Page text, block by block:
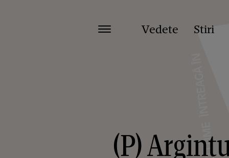
Vedete Stiri
(P)